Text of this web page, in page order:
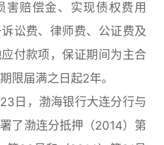
害赔偿金、实现债权费用
诉讼费、律师费、公证费及
付款项，保证期间为主合
限届满之日起2年。
，渤海银行大连分行与
了渤连分抵押（2014）第